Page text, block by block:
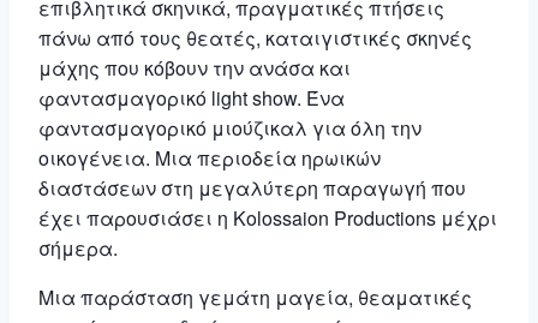
επιβλητικά σκηνικά, πραγματικές πτήσεις
πάνω από τους θεατές, καταιγιστικές σκηνές
μάχης που κόβουν την ανάσα και
φαντασμαγορικό light show. Ένα
φαντασμαγορικό μιούζικαλ για όλη την
οικογένεια. Μια περιοδεία ηρωικών
διαστάσεων στη μεγαλύτερη παραγωγή που
έχει παρουσιάσει η Kolossaion Productions μέχρι
σήμερα.
Μια παράσταση γεμάτη μαγεία, θεαματικές